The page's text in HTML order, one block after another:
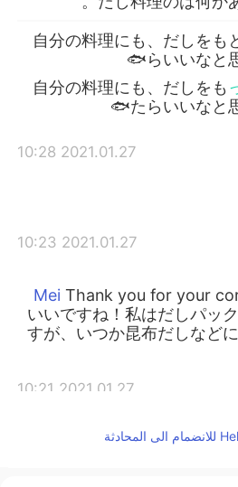
自分の料理にも、だしをも
らいいなと
自分の料理にも、だしをも
たらいいなと
2021.01.27 10:28
2021.01.27 10:23
Thank you for your
いいですね！私はだしパッ
すが、いつか昆布だしなど
2021.01.27 10:21
そのお店がすぐ近くにあ